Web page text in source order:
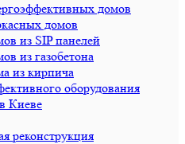
домов
домов
из SIP панелей
из газобетона
из кирпича
оборудования
Киеве
реконструкция